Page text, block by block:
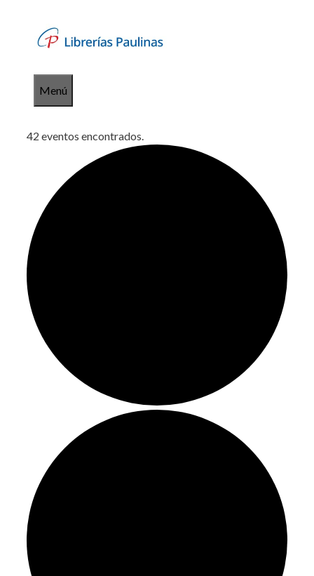
contenido
Menú
42 eventos encontrados.